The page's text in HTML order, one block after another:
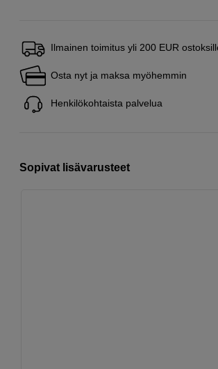
Ilmainen toimitus yli 200 EUR
Osta nyt ja maksa myöhemmin
Henkilökohtaista palvelua
Sopivat lisävarusteet